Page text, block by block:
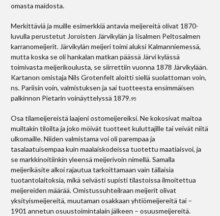
omasta maidosta.
Merkittäviä ja muille esimerkkiä antavia meijereitä olivat 1870-
luvulla perustetut Joroisten Järvikylän ja Iisalmen Peltosalmen
karranomeijerit. Järvikylän meijeri toimi aluksi Kalmanniemessä,
mutta koska se oli hankalan matkan päässä Järvi kylässä
toimivasta meijerikoulusta, se siirrettiin vuonna 1878 Järvikylään.
Kartanon omistaja Nils Grotenfelt aloitti siellä suolattoman voin,
ns. Pariisin voin, valmistuksen ja sai tuotteesta ensimmäisen
palkinnon Pietarin voinäyttelyssä 1879.95
Osa tilameijereistä laajeni ostomeijereiksi. Ne kokosivat maitoa
muiltakin tiloilta ja joko möivät tuotteet kuluttajille tai veivät niitä
ulkomaille. Niiden valmistama voi oli parempaa ja
tasalaatuisempaa kuin maalaiskodeissa tuotettu maatiaisvoi, ja
se markkinoitiinkin yleensä meijerivoin nimellä. Samalla
meijerikäsite alkoi rajautua tarkoittamaan vain tällaisia
tuotantolaitoksia, mikä selvästi supisti tilastoissa ilmoitettua
meijereiden määrää. Omistussuhteilraan meijerit olivat
yksityismeijereitä, muutaman osakkaan yhtiömeijereitä tai –
1901 annetun osuustoimintalain jälkeen – osuusmeijereitä.